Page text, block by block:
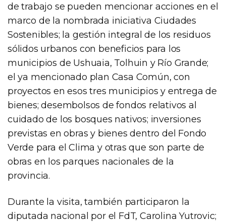
de trabajo se pueden mencionar acciones en el
marco de la nombrada iniciativa Ciudades
Sostenibles; la gestión integral de los residuos
sólidos urbanos con beneficios para los
municipios de Ushuaia, Tolhuin y Río Grande;
el ya mencionado plan Casa Común, con
proyectos en esos tres municipios y entrega de
bienes; desembolsos de fondos relativos al
cuidado de los bosques nativos; inversiones
previstas en obras y bienes dentro del Fondo
Verde para el Clima y otras que son parte de
obras en los parques nacionales de la
provincia.
Durante la visita, también participaron la
diputada nacional por el FdT, Carolina Yutrovic;